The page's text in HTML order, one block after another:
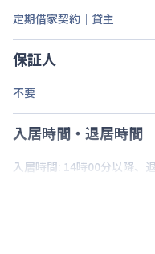
定期借家契約｜貸主
保証人
不要
入居時間・退居時間
入居時間: 14時00分以降、